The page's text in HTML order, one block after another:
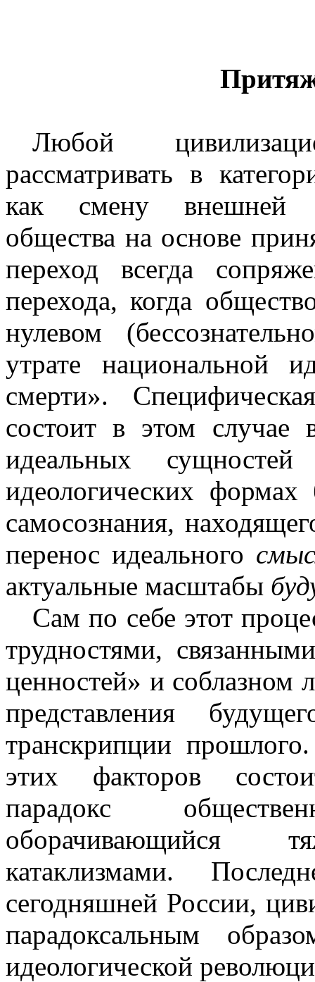
Любой
рассматривать в
как смену внешней
общества на основе
переход всегда
перехода, когда
нулевом
утрате национальной
смерти».
состоит в этом случае
идеальных
идеологических
самосознания,
перенос идеального
актуальные масштабы
Сам по себе этот
трудностями,
ценностей» и соблазном
представления
транскрипции
этих факторов
парадокс
оборачивающийся
катаклизмами.
сегодняшней России,
парадоксальным
идеологической